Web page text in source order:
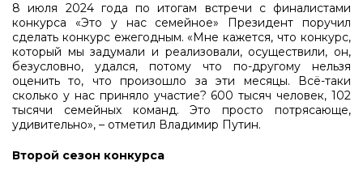
8 июля 2024 года по итогам встречи с финалистами
конкурса «Это у нас семейное» Президент поручил
сделать конкурс ежегодным. «Мне кажется, что конкурс,
который мы задумали и реализовали, осуществили, он,
безусловно, удался, потому что по-другому нельзя
оценить то, что произошло за эти месяцы. Всё-таки
сколько у нас приняло участие? 600 тысяч человек, 102
тысячи семейных команд. Это просто потрясающе,
удивительно», – отметил Владимир Путин.
Второй сезон конкурса